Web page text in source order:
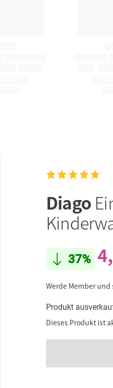
Diago
37%
Werde Member und
Produkt
Dieses Produkt ist